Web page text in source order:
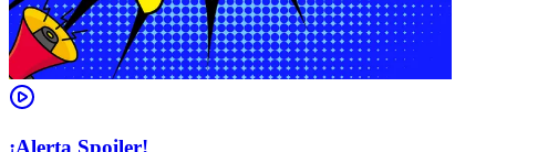
¡Alerta Spoiler!